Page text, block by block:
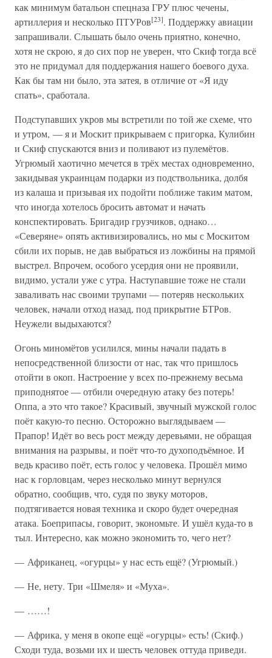
как минимум батальон спецназа ГРУ плюс чечены,
артиллерия и несколько ПТУРов[23]. Поддержку авиации
запрашивали. Слышать было очень приятно, конечно,
хотя не скрою, я до сих пор не уверен, что Скиф тогда всё
это не придумал для поддержания нашего боевого духа.
Как бы там ни было, эта затея, в отличие от «Я иду
спать», сработала.
Подступавших укров мы встретили по той же схеме, что
и утром, — я и Москит прикрываем с пригорка, Кулибин
и Скиф спускаются вниз и поливают из пулемётов.
Угрюмый хаотично мечется в трёх местах одновременно,
закидывая украинцам подарки из подствольника, долбя
из калаша и призывая их подойти поближе таким матом,
что иногда хотелось бросить автомат и начать
конспектировать. Бригадир грузчиков, однако…
«Северяне» опять активизировались, но мы с Москитом
сбили их порыв, не дав выбраться из ложбины на прямой
выстрел. Впрочем, особого усердия они не проявили,
видимо, устали уже с утра. Наступавшие тоже не стали
заваливать нас своими трупами — потеряв нескольких
человек, начали отход назад, под прикрытие БТРов.
Неужели выдыхаются?
Огонь миномётов усилился, мины начали падать в
непосредственной близости от нас, так что пришлось
отойти в окоп. Настроение у всех по-прежнему весьма
приподнятое — отбили очередную атаку без потерь!
Оппа, а это что такое? Красивый, звучный мужской голос
поёт какую-то песню. Осторожно выглядываем —
Прапор! Идёт во весь рост между деревьями, не обращая
внимания на разрывы, и поёт что-то духоподъёмное. И
ведь красиво поёт, есть голос у человека. Прошёл мимо
нас к горловцам, через несколько минут вернулся
обратно, сообщив, что, судя по звуку моторов,
подтягивается новая техника и скоро будет очередная
атака. Боеприпасы, говорит, экономьте. И ушёл куда-то в
тыл. Интересно, как можно экономить то, чего нет?
— Африканец, «огурцы» у нас есть ещё? (Угрюмый.)
— Не, нету. Три «Шмеля» и «Муха».
— ……!
— Африка, у меня в окопе ещё «огурцы» есть! (Скиф.)
Сходи туда, возьми их и шесть человек оттуда приведи.